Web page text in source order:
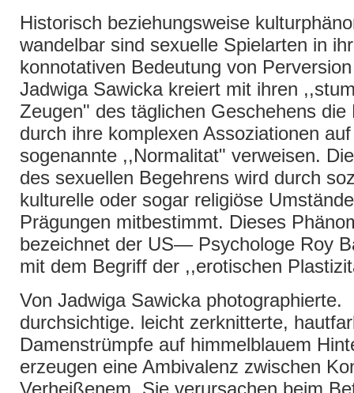
Historisch beziehungsweise
wandelbar sind sexuelle Spielarten in
konnotativen Bedeutung von
Jadwiga Sawicka kreiert mit ihren
Zeugen" des täglichen Geschehens die
durch ihre komplexen Assoziationen
sogenannte ,,Normalitat" verweisen.
des sexuellen Begehrens wird durch
kulturelle oder sogar religiöse
Prägungen mitbestimmt. Dieses
bezeichnet der US— Psychologe Roy
mit dem Begriff der ,,erotischen
Von Jadwiga Sawicka photographierte.
durchsichtige. leicht zerknitterte,
Damenstrümpfe auf himmelblauem
erzeugen eine Ambivalenz zwischen
Verheißenem. Sie verursachen beim